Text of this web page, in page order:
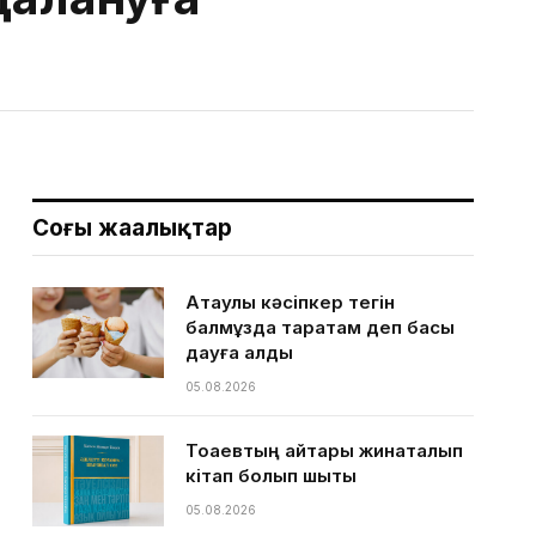
Соңғы жаңалықтар
Ақтаулық кәсіпкер тегін
балмұздақ таратам деп басы
дауға қалды
05.08.2026
Тоқаевтың айтқары жинақталып
кітап болып шықты
05.08.2026